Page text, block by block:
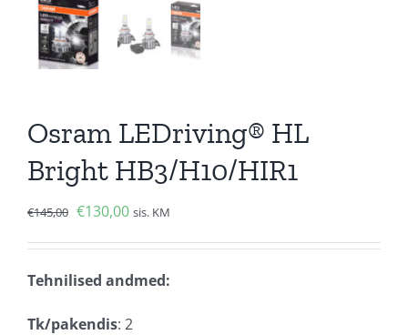
Osram LEDriving® HL
Bright HB3/H10/HIR1
€145,00 Algne
€145,00.
€130,00Current
€130,00.
sis. KM
Tehnilised andmed:
Tk/pakendis: 2